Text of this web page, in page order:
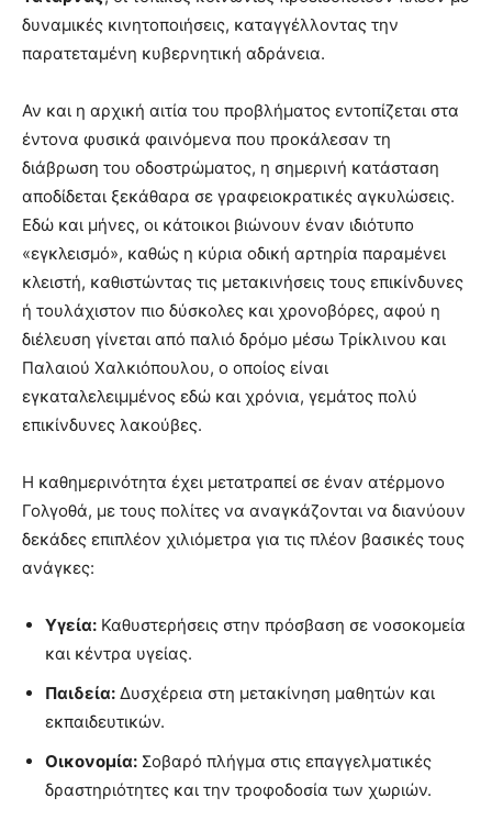
δυναμικές κινητοποιήσεις, καταγγέλλοντας την
παρατεταμένη κυβερνητική αδράνεια.
Αν και η αρχική αιτία του προβλήματος εντοπίζεται στα
έντονα φυσικά φαινόμενα που προκάλεσαν τη
διάβρωση του οδοστρώματος, η σημερινή κατάσταση
αποδίδεται ξεκάθαρα σε γραφειοκρατικές αγκυλώσεις.
Εδώ και μήνες, οι κάτοικοι βιώνουν έναν ιδιότυπο
«εγκλεισμό», καθώς η κύρια οδική αρτηρία παραμένει
κλειστή, καθιστώντας τις μετακινήσεις τους επικίνδυνες
ή τουλάχιστον πιο δύσκολες και χρονοβόρες, αφού η
διέλευση γίνεται από παλιό δρόμο μέσω Τρίκλινου και
Παλαιού Χαλκιόπουλου, ο οποίος είναι
εγκαταλελειμμένος εδώ και χρόνια, γεμάτος πολύ
επικίνδυνες λακούβες.
Η καθημερινότητα έχει μετατραπεί σε έναν ατέρμονο
Γολγοθά, με τους πολίτες να αναγκάζονται να διανύουν
δεκάδες επιπλέον χιλιόμετρα για τις πλέον βασικές τους
ανάγκες:
Υγεία: Καθυστερήσεις στην πρόσβαση σε νοσοκομεία
και κέντρα υγείας.
Παιδεία: Δυσχέρεια στη μετακίνηση μαθητών και
εκπαιδευτικών.
Οικονομία: Σοβαρό πλήγμα στις επαγγελματικές
δραστηριότητες και την τροφοδοσία των χωριών.